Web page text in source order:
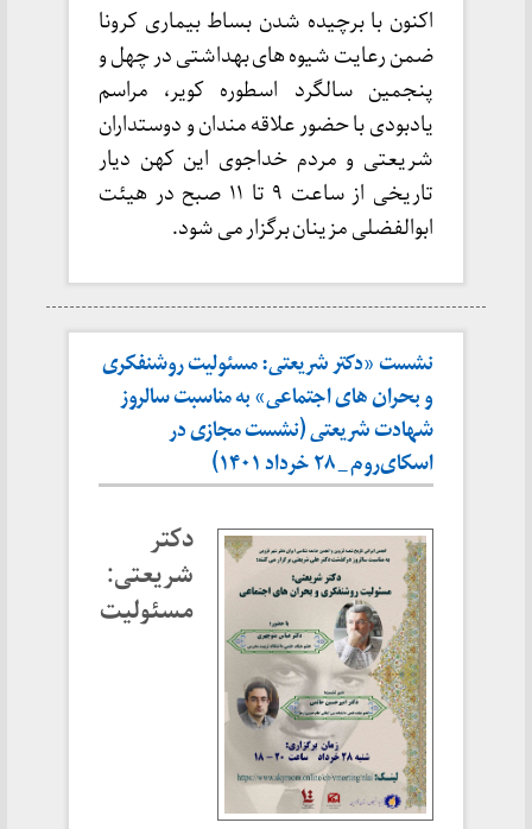
اکنون با برچیده شدن بساط بیماری کرونا
ضمن رعایت شیوه های بهداشتی در چهل و
پنجمین سالگرد اسطوره کویر، مراسم
یادبودی با حضور علاقه مندان و دوستداران
شریعتی و مردم خداجوی این کهن دیار
تاریخی از ساعت ۹ تا ۱۱ صبح در هیئت
ابوالفضلی مزینان برگزار می شود.
نشست «دکتر شریعتی: مسئولیت روشنفکری
و بحران های اجتماعی» به مناسبت سالروز
شهادت شریعتی (نشست مجازی در
اسکای‌روم _ ۲۸ خرداد ۱۴۰۱)
دکتر
شریعتی:
مسئولیت